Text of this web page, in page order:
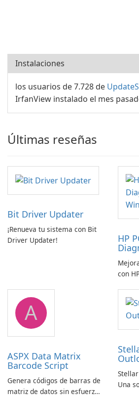
Instalaciones
los usuarios de 7.728 de
IrfanView instalado el mes
Últimas reseñas
Bit Driver Updater
¡Renueva tu sistema con Bit
Driver Updater!
HP
con
A
ASPX Data Matrix
Barcode Script
Genera códigos de barras de
matriz de datos sin esfuerzo
Una